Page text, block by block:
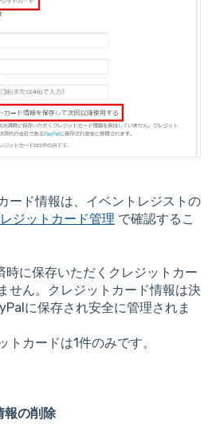
ード情報は、イベントレジストの
ジットカード管理 で確認するこ
に保存いただくクレジットカー
せん。クレジットカード情報は決
に保存され安全に管理されま
カードは1件のみです。
報の削除